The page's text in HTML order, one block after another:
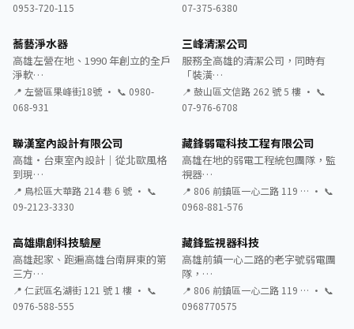
0953-720-115
07-375-6380
蕎藝淨水器
高雄左營在地、1990 年創立的全戶
淨軟…
📍 左營區果峰街18號 · 📞 0980-
068-931
三峰清潔公司
服務全高雄的清潔公司，同時有
「裝潢…
📍 鼓山區文信路 262 號 5 樓 · 📞
07-976-6708
聯漢室內設計有限公司
高雄・台東室內設計｜從北歐風格
到現…
📍 鳥松區大華路 214 巷 6 號 · 📞
09-2123-3330
藏鋒弱電科技工程有限公司
高雄在地的弱電工程統包團隊，監
視器…
📍 806 前鎮區一心二路 119 … · 📞
0968-881-576
高雄鼎創科技驗屋
高雄起家、跑遍高雄台南屏東的第
三方…
📍 仁武區名湖街 121 號 1 樓 · 📞
0976-588-555
藏鋒監視器科技
高雄前鎮一心二路的老字號弱電團
隊，…
📍 806 前鎮區一心二路 119 … · 📞
0968770575